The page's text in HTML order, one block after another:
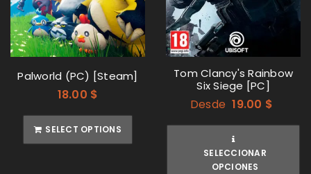
Palworld (PC) [Steam]
18.00 $
SELECT OPTIONS
Tom Clancy's Rainbow
Six Siege [PC]
Desde 19.00 $
SELECCIONAR
OPCIONES